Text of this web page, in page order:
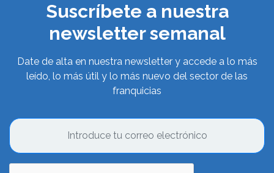
Suscríbete a nuestra
newsletter semanal
Date de alta en nuestra newsletter y accede a lo más
leído, lo más útil y lo más nuevo del sector de las
franquicias